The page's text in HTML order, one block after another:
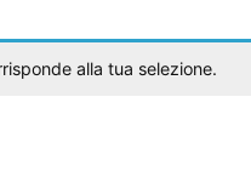
alla tua selezione.